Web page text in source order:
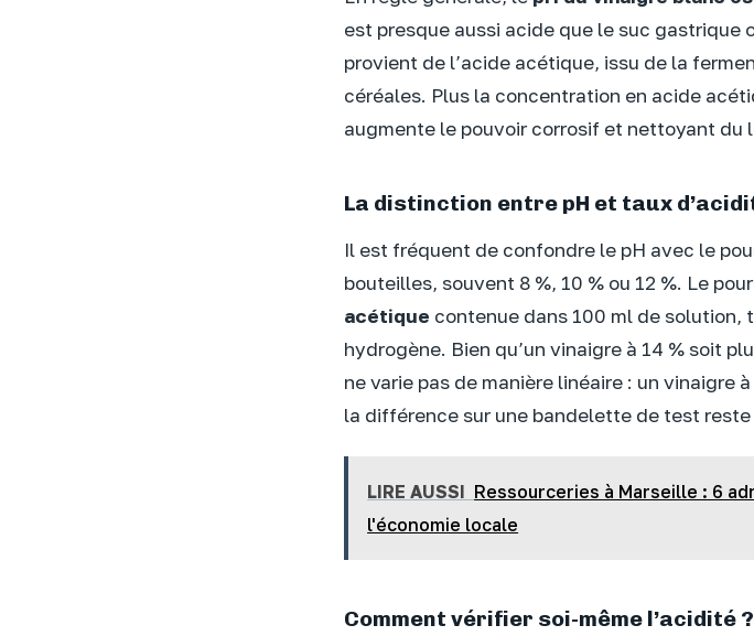
est presque aussi acide que le suc
provient de l’acide acétique, issu de la
céréales. Plus la concentration en acide
augmente le pouvoir corrosif et nettoyant du
La distinction entre pH et taux
Il est fréquent de confondre le pH avec le
bouteilles, souvent 8 %, 10 % ou 12 %. Le
acétique contenue dans 100 ml de solution,
hydrogène. Bien qu’un vinaigre à 14 % soit
ne varie pas de manière linéaire : un vinaigre
la différence sur une bandelette de test
LIRE AUSSI Ressourceries à Marseille : 6
l'économie locale
Comment vérifier soi-même l’acidité ?